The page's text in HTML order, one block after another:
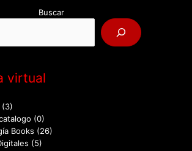
Buscar
virtual
(3)
(0)
Books (26)
(5)